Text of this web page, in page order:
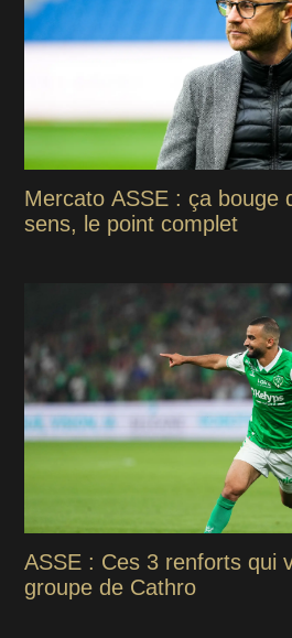
Mercato ASSE : ça bouge
sens, le point complet
ASSE : Ces 3 renforts qui
groupe de Cathro